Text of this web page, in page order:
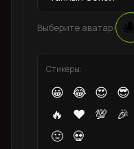
Выберите аватар:
Стикеры:
😀 😂 😍 😎
🔥
❤️ 💯 🎉
🤢
💀